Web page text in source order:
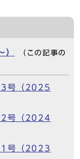
）
（この記事の
号（2025
号（2024
号（2023